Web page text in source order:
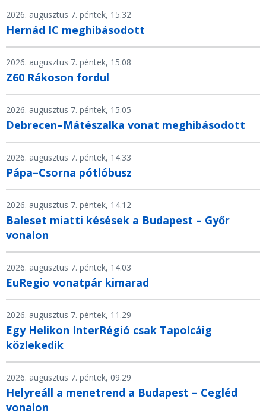
2026. augusztus 7. péntek, 15.32
Hernád IC meghibásodott
2026. augusztus 7. péntek, 15.08
Z60 Rákoson fordul
2026. augusztus 7. péntek, 15.05
Debrecen–Mátészalka vonat meghibásodott
2026. augusztus 7. péntek, 14.33
Pápa–Csorna pótlóbusz
2026. augusztus 7. péntek, 14.12
Baleset miatti késések a Budapest – Győr
vonalon
2026. augusztus 7. péntek, 14.03
EuRegio vonatpár kimarad
2026. augusztus 7. péntek, 11.29
Egy Helikon InterRégió csak Tapolcáig
közlekedik
2026. augusztus 7. péntek, 09.29
Helyreáll a menetrend a Budapest – Cegléd
vonalon